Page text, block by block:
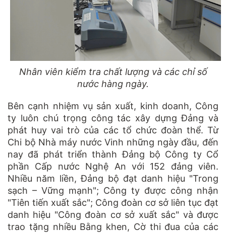
Nhân viên kiểm tra chất lượng và các chỉ số
nước hàng ngày.
Bên cạnh nhiệm vụ sản xuất, kinh doanh, Công
ty luôn chú trọng công tác xây dựng Đảng và
phát huy vai trò của các tổ chức đoàn thể. Từ
Chi bộ Nhà máy nước Vinh những ngày đầu, đến
nay đã phát triển thành Đảng bộ Công ty Cổ
phần Cấp nước Nghệ An với 152 đảng viên.
Nhiều năm liền, Đảng bộ đạt danh hiệu "Trong
sạch – Vững mạnh"; Công ty được công nhận
"Tiên tiến xuất sắc"; Công đoàn cơ sở liên tục đạt
danh hiệu "Công đoàn cơ sở xuất sắc" và được
trao tặng nhiều Bằng khen, Cờ thi đua của các